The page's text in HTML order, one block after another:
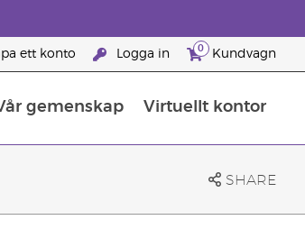
ett konto Logga in 0 Kundvagn
gemenskap Virtuellt kontor
SHARE